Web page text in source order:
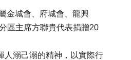
金城會、府城會、龍興
區主席方聯貴代表捐贈20
人溺己溺的精神，以實際行